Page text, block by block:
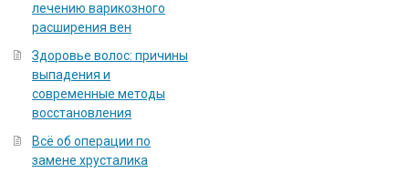
лечению варикозного
расширения вен
Здоровье волос: причины
выпадения и
современные методы
восстановления
Всё об операции по
замене хрусталика